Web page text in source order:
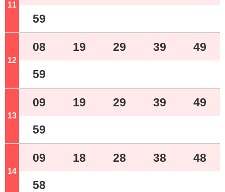
11
59
12
08 19 29 39 49
59
13
09 19 29 39 49
59
14
09 18 28 38 48
58